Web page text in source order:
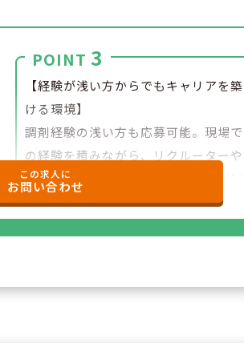
POINT 3
【経験が浅い方からでもキャリアを築
ける環境】
調剤経験の浅い方も応募可能。現場で
の経験を積みながら、リクルーターや
研修など＋αの業務チャレンジの可能性
もございます。
この求人に
お問い合わせ